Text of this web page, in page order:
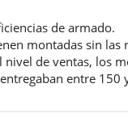
de armado.
montadas sin
de ventas, los
entre